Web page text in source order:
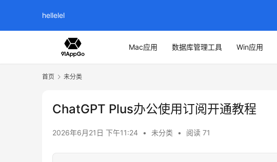
Mac应用 数据库管理工具 Win应用
首页 未分类
ChatGPT Plus办公使用订阅开通教程
2026年6月21日 下午11:24 • 未分类 • 阅读 71
hellelel